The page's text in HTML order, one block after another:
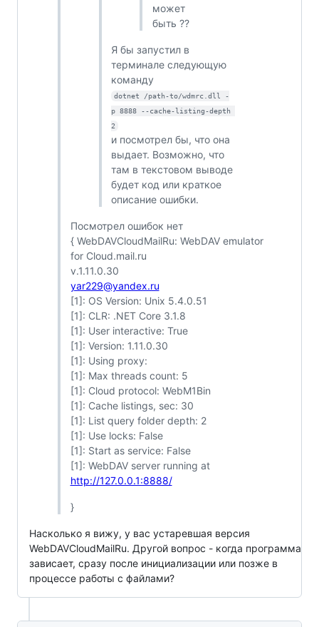
может
быть ??
Я бы запустил в
терминале следующую
команду
dotnet /path-to/wdmrc.dll -
p 8888 --cache-listing-depth
2
и посмотрел бы, что она
выдает. Возможно, что
там в текстовом выводе
будет код или краткое
описание ошибки.
Посмотрел ошибок нет
{ WebDAVCloudMailRu: WebDAV emulator
for Cloud.mail.ru
v.1.11.0.30
yar229@yandex.ru
[1]: OS Version: Unix 5.4.0.51
[1]: CLR: .NET Core 3.1.8
[1]: User interactive: True
[1]: Version: 1.11.0.30
[1]: Using proxy:
[1]: Max threads count: 5
[1]: Cloud protocol: WebM1Bin
[1]: Cache listings, sec: 30
[1]: List query folder depth: 2
[1]: Use locks: False
[1]: Start as service: False
[1]: WebDAV server running at
http://127.0.0.1:8888/
}
Насколько я вижу, у вас устаревшая версия
WebDAVCloudMailRu. Другой вопрос - когда программа
зависает, сразу после инициализации или позже в
процессе работы с файлами?